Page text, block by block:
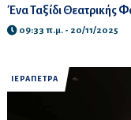
Ένα Ταξίδι Θεατρικής
09:33 π.μ. - 20/11/2025
ΙΕΡΑΠΕΤΡΑ